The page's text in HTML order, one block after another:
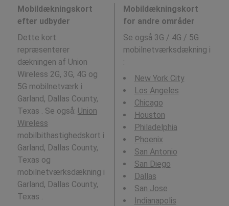
Mobildækningskort
efter udbyder
Dette kort
repræsenterer
dækningen af Union
Wireless 2G, 3G, 4G og
5G mobilnetværk i
Garland, Dallas County,
Texas . Se også: Union
Wireless
mobilbithastighedskort i
Garland, Dallas County,
Texas og
mobilnetværksdækning i
Garland, Dallas County,
Texas .
Mobildækningskort
for andre områder
Se også 3G / 4G / 5G
mobilnetværksdækning i
:
New York City
Los Angeles
Chicago
Houston
Philadelphia
Phoenix
San Antonio
San Diego
Dallas
San Jose
Indianapolis